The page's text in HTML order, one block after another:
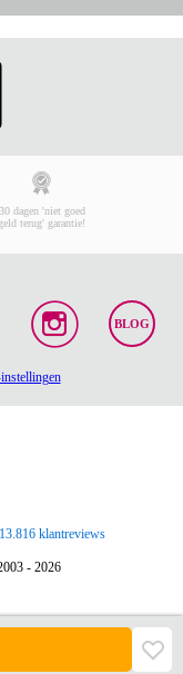
30 dagen 'niet goed
terug' garantie!
BLOG
klantreviews
- 2026